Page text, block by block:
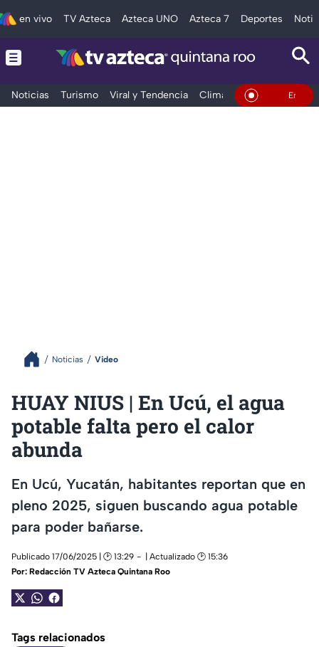
en vivo TV Azteca Azteca UNO Azteca 7 Deportes
Noticias Turismo Viral y Tendencia Clima Tráfico En Vivo
Noticias Video
HUAY NIUS | En Ucú, el agua
potable falta pero el calor
abunda
En Ucú, Yucatán, habitantes reportan que en
pleno 2025, siguen buscando agua potable
para poder bañarse.
Publicado 17/06/2025 | 🕑 13:29
| Actualizado 🕑 15:36
Por: Redacción TV Azteca Quintana Roo
Tags relacionados